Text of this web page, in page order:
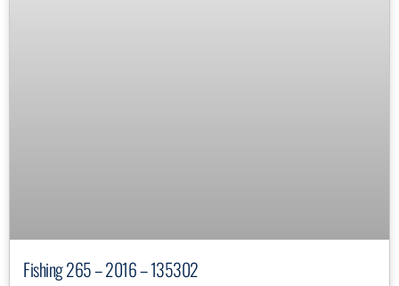
Fishing 265 – 2016 – 135302